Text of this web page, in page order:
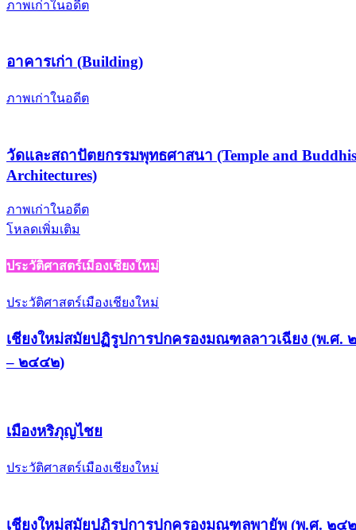
ภาพเก่าในอดีต
อาคารเก่า (Building)
ภาพเก่าในอดีต
วัดและสถาปัตยกรรมพุทธศาสนา (Temple and
Architectures)
ภาพเก่าในอดีต
โหลดเพิ่มเติม
ประวัติศาสตร์เมืองเชียงใหม่
ประวัติศาสตร์เมืองเชียงใหม่
เชียงใหม่สมัยปฏิรูปการปกครองมณฑลลาวเฉียง (พ.ศ.
– ๒๔๔๒)
เมืองหริภุญไชย
ประวัติศาสตร์เมืองเชียงใหม่
เชียงใหม่สมัยปฏิรูปการปกครองมณฑลพายัพ (พ.ศ. ๒๔